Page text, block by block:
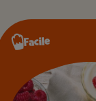
Facile